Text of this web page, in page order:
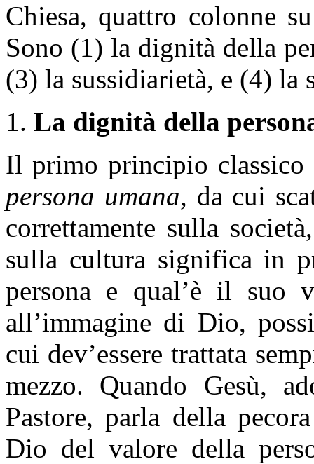
Chiesa, quattro colonne
Sono (1) la dignità della
(3) la sussidiarietà, e (4) la
1. La dignità della
Il primo principio
persona umana, da cui
correttamente sulla
sulla cultura significa in
persona e qual’è il suo
all’immagine di Dio,
cui dev’essere trattata
mezzo. Quando Gesù,
Pastore, parla della
Dio del valore della